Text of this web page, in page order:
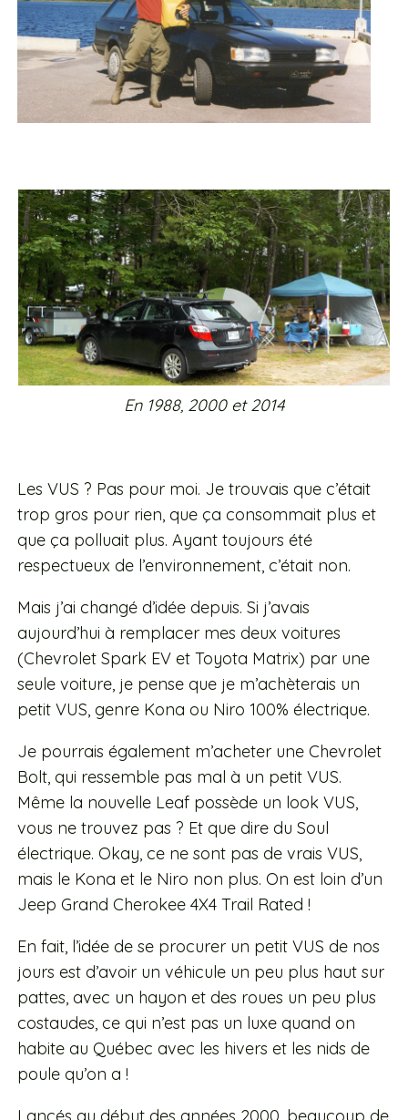
En 1988, 2000 et 2014
Les VUS ? Pas pour moi. Je trouvais que c’était
trop gros pour rien, que ça consommait plus et
que ça polluait plus. Ayant toujours été
respectueux de l’environnement, c’était non.
Mais j’ai changé d’idée depuis. Si j’avais
aujourd’hui à remplacer mes deux voitures
(Chevrolet Spark EV et Toyota Matrix) par une
seule voiture, je pense que je m’achèterais un
petit VUS, genre Kona ou Niro 100% électrique.
Je pourrais également m’acheter une Chevrolet
Bolt, qui ressemble pas mal à un petit VUS.
Même la nouvelle Leaf possède un look VUS,
vous ne trouvez pas ? Et que dire du Soul
électrique. Okay, ce ne sont pas de vrais VUS,
mais le Kona et le Niro non plus. On est loin d’un
Jeep Grand Cherokee 4X4 Trail Rated !
En fait, l’idée de se procurer un petit VUS de nos
jours est d’avoir un véhicule un peu plus haut sur
pattes, avec un hayon et des roues un peu plus
costaudes, ce qui n’est pas un luxe quand on
habite au Québec avec les hivers et les nids de
poule qu’on a !